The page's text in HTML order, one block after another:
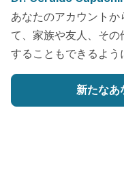
あなたのアカウント
て、家族や友人、そ
することもできるよう
新たなあ